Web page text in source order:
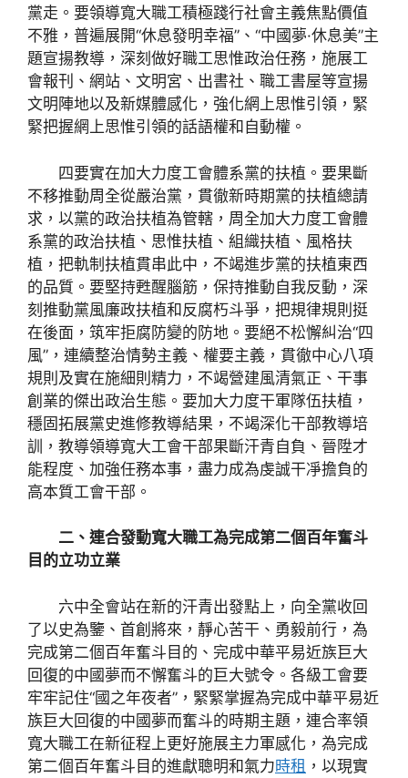
黨走。要領導寬大職工積極踐行社會主義焦點價值
不雅，普遍展開“休息發明幸福”、“中國夢·休息美”主
題宣揚教導，深刻做好職工思惟政治任務，施展工
會報刊、網站、文明宮、出書社、職工書屋等宣揚
文明陣地以及新媒體感化，強化網上思惟引領，緊
緊把握網上思惟引領的話語權和自動權。
四要實在加大力度工會體系黨的扶植。要果斷
不移推動周全從嚴治黨，貫徹新時期黨的扶植總請
求，以黨的政治扶植為管轄，周全加大力度工會體
系黨的政治扶植、思惟扶植、組織扶植、風格扶
植，把軌制扶植貫串此中，不竭進步黨的扶植東西
的品質。要堅持甦醒腦筋，保持推動自我反動，深
刻推動黨風廉政扶植和反腐朽斗爭，把規律規則挺
在後面，筑牢拒腐防變的防地。要絕不松懈糾治“四
風”，連續整治情勢主義、權要主義，貫徹中心八項
規則及實在施細則精力，不竭營建風清氣正、干事
創業的傑出政治生態。要加大力度干軍隊伍扶植，
穩固拓展黨史進修教導結果，不竭深化干部教導培
訓，教導領導寬大工會干部果斷汗青自負、晉陞才
能程度、加強任務本事，盡力成為虔誠干凈擔負的
高本質工會干部。
二、連合發動寬大職工為完成第二個百年奮斗
目的立功立業
六中全會站在新的汗青出發點上，向全黨收回
了以史為鑒、首創將來，靜心苦干、勇毅前行，為
完成第二個百年奮斗目的、完成中華平易近族巨大
回復的中國夢而不懈奮斗的巨大號令。各級工會要
牢牢記住“國之年夜者”，緊緊掌握為完成中華平易近
族巨大回復的中國夢而奮斗的時期主題，連合率領
寬大職工在新征程上更好施展主力軍感化，為完成
第二個百年奮斗目的進獻聰明和氣力時租 ，以現實